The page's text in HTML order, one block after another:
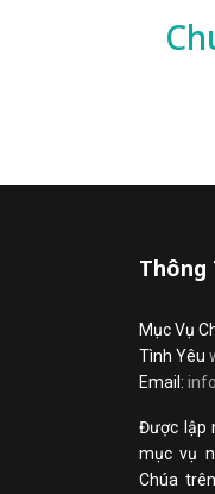
Thông
Mục Vụ
Tình Yêu
Email:
Được lập
mục vụ
Chúa